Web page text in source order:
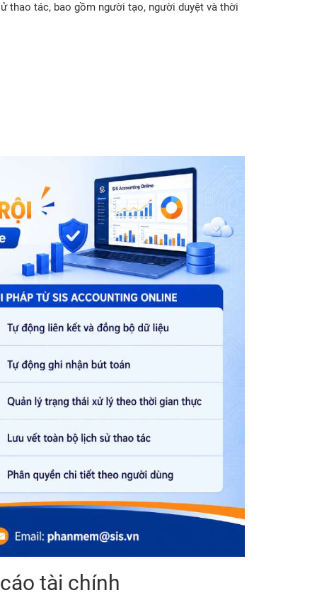
thao tác, bao gồm người tạo, người duyệt và thời
tài chính